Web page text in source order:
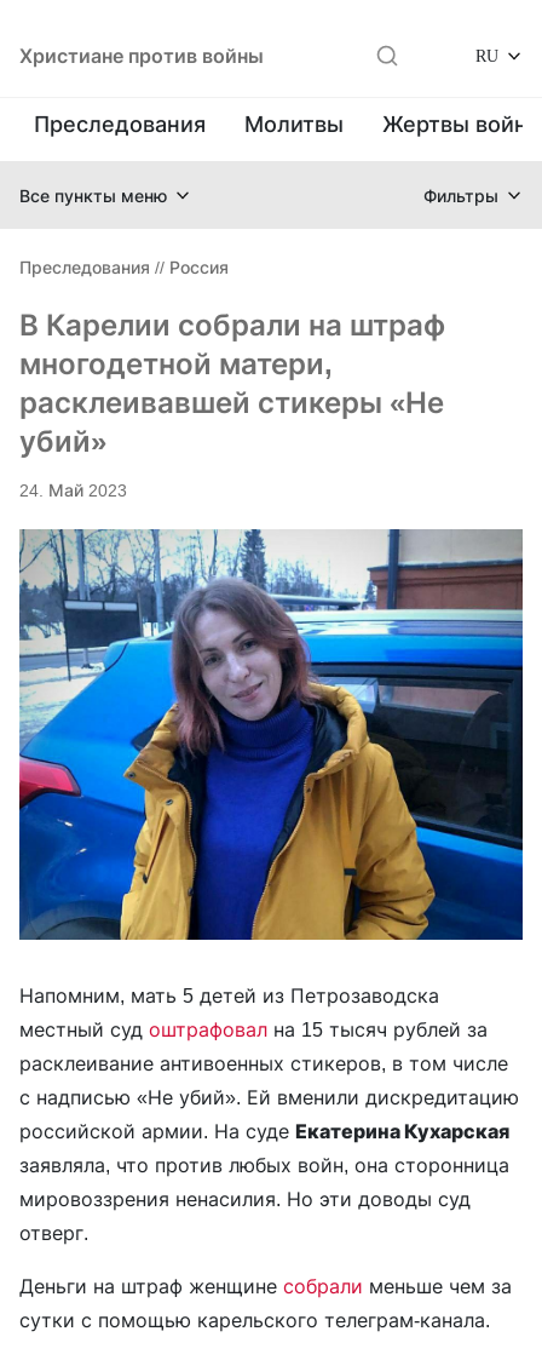
Христиане против войны RU
Преследования Молитвы Жертвы
Все пункты меню Фильтры
Преследования // Россия
В Карелии собрали на штраф
многодетной матери,
расклеивавшей стикеры «Не
убий»
24. Май 2023
Напомним, мать 5 детей из Петрозаводска
местный суд оштрафовал на 15 тысяч рублей за
расклеивание антивоенных стикеров, в том числе
с надписью «Не убий». Ей вменили дискредитацию
российской армии. На суде Екатерина Кухарская
заявляла, что против любых войн, она сторонница
мировоззрения ненасилия. Но эти доводы суд
отверг.
Деньги на штраф женщине собрали меньше чем за
сутки с помощью карельского телеграм-канала.